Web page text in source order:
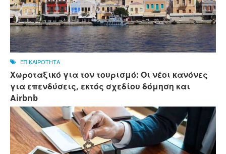
ΕΠΙΚΑΙΡΟΤΗΤΑ
Χωροταξικό για τον τουρισμό: Οι νέοι κανόνες
για επενδύσεις, εκτός σχεδίου δόμηση και
Αirbnb